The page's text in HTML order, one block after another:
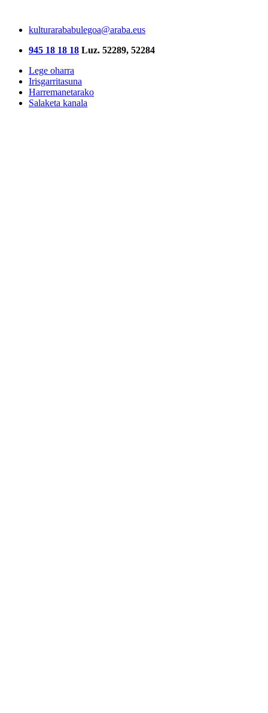
kulturarababulegoa@araba.eus
945 18 18 18 Luz. 52289, 52284
Lege oharra
Irisgarritasuna
Harremanetarako
Salaketa kanala